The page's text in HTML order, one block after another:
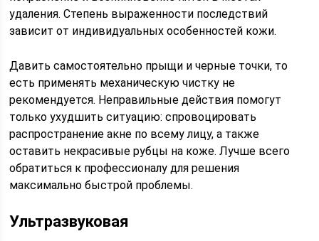
удаления. Степень выраженности последствий
зависит от индивидуальных особенностей кожи.
Давить самостоятельно прыщи и черные точки, то
есть применять механическую чистку не
рекомендуется. Неправильные действия помогут
только ухудшить ситуацию: спровоцировать
распространение акне по всему лицу, а также
оставить некрасивые рубцы на коже. Лучше всего
обратиться к профессионалу для решения
максимально быстрой проблемы.
Ультразвуковая